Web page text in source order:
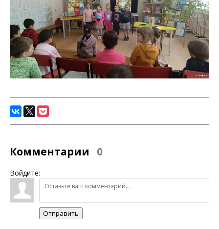
Комментарии 0
Войдите:
Отправить